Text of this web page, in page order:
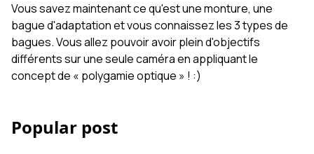
Vous savez maintenant ce qu'est une monture, une
bague d'adaptation et vous connaissez les 3 types de
bagues. Vous allez pouvoir avoir plein d'objectifs
différents sur une seule caméra en appliquant le
concept de « polygamie optique » ! :)
Popular post